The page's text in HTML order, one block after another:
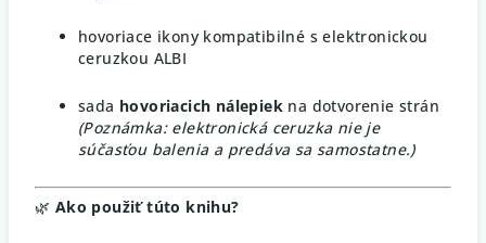
hovoriace ikony kompatibilné s elektronickou
ceruzkou ALBI
sada hovoriacich nálepiek na dotvorenie strán
(Poznámka: elektronická ceruzka nie je
súčasťou balenia a predáva sa samostatne.)
🌿 Ako použiť túto knihu?